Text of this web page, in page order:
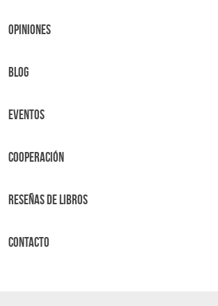
OPINIONES
BLOG
Eventos
Cooperación
Reseñas de libros
Contacto